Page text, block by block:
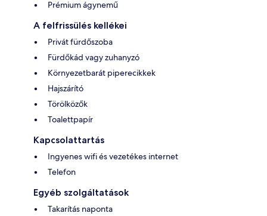
Prémium ágynemű
A felfrissülés kellékei
Privát fürdőszoba
Fürdőkád vagy zuhanyzó
Környezetbarát piperecikkek
Hajszárító
Törölközők
Toalettpapír
Kapcsolattartás
Ingyenes wifi és vezetékes internet
Telefon
Egyéb szolgáltatások
Takarítás naponta